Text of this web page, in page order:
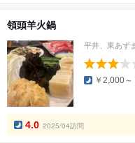
領頭羊火鍋
平井、東あず
￥2,000
4.0 2025/04訪問